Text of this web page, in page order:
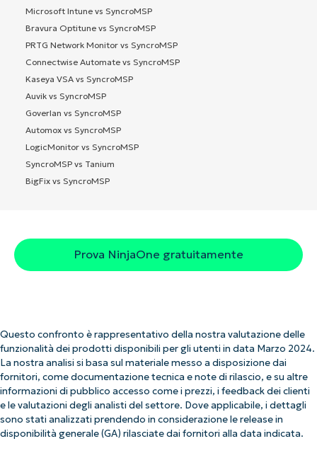
Microsoft Intune vs SyncroMSP
Bravura Optitune vs SyncroMSP
PRTG Network Monitor vs SyncroMSP
Connectwise Automate vs SyncroMSP
Kaseya VSA vs SyncroMSP
Auvik vs SyncroMSP
Goverlan vs SyncroMSP
Automox vs SyncroMSP
LogicMonitor vs SyncroMSP
SyncroMSP vs Tanium
BigFix vs SyncroMSP
Prova NinjaOne gratuitamente
Questo confronto è rappresentativo della nostra valutazione delle
funzionalità dei prodotti disponibili per gli utenti in data Marzo 2024.
La nostra analisi si basa sul materiale messo a disposizione dai
fornitori, come documentazione tecnica e note di rilascio, e su altre
informazioni di pubblico accesso come i prezzi, i feedback dei clienti
e le valutazioni degli analisti del settore. Dove applicabile, i dettagli
sono stati analizzati prendendo in considerazione le release in
disponibilità generale (GA) rilasciate dai fornitori alla data indicata.